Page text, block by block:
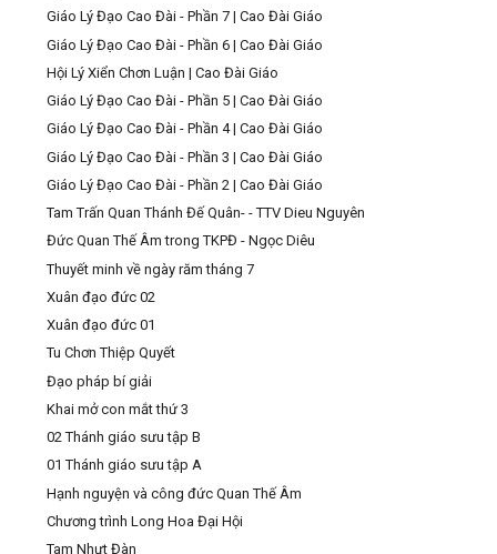
Giáo Lý Đạo Cao Đài - Phần 7 | Cao Đài Giáo
Giáo Lý Đạo Cao Đài - Phần 6 | Cao Đài Giáo
Hội Lý Xiển Chơn Luận | Cao Đài Giáo
Giáo Lý Đạo Cao Đài - Phần 5 | Cao Đài Giáo
Giáo Lý Đạo Cao Đài - Phần 4 | Cao Đài Giáo
Giáo Lý Đạo Cao Đài - Phần 3 | Cao Đài Giáo
Giáo Lý Đạo Cao Đài - Phần 2 | Cao Đài Giáo
Tam Trấn Quan Thánh Đế Quân- - TTV Dieu Nguyên
Đức Quan Thế Âm trong TKPĐ - Ngọc Diêu
Thuyết minh về ngày răm tháng 7
Xuân đạo đức 02
Xuân đạo đức 01
Tu Chơn Thiệp Quyết
Đạo pháp bí giải
Khai mở con mắt thứ 3
02 Thánh giáo sưu tập B
01 Thánh giáo sưu tập A
Hạnh nguyện và công đức Quan Thế Âm
Chương trình Long Hoa Đại Hội
Tam Nhựt Đàn